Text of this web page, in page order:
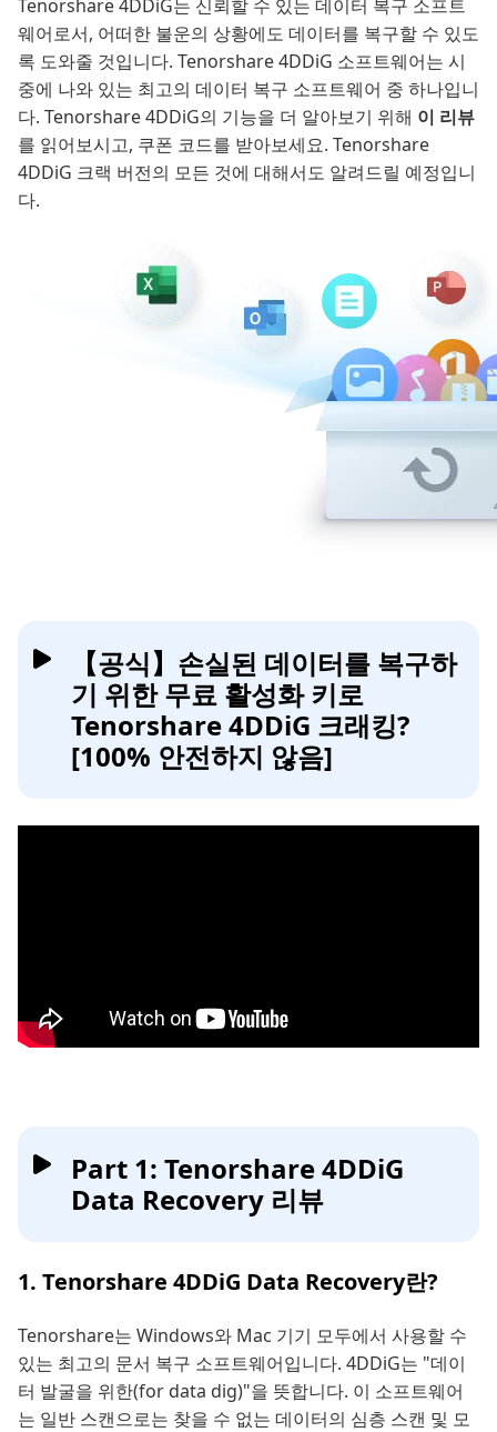
Tenorshare 4DDiG는 신뢰할 수 있는 데이터 복구 소프트
웨어로서, 어떠한 불운의 상황에도 데이터를 복구할 수 있도
록 도와줄 것입니다. Tenorshare 4DDiG 소프트웨어는 시
중에 나와 있는 최고의 데이터 복구 소프트웨어 중 하나입니
다. Tenorshare 4DDiG의 기능을 더 알아보기 위해 이 리뷰
를 읽어보시고, 쿠폰 코드를 받아보세요. Tenorshare
4DDiG 크랙 버전의 모든 것에 대해서도 알려드릴 예정입니
다.
【공식】손실된 데이터를 복구하
기 위한 무료 활성화 키로
Tenorshare 4DDiG 크래킹?
[100% 안전하지 않음]
Part 1: Tenorshare 4DDiG
Data Recovery 리뷰
1. Tenorshare 4DDiG Data Recovery란?
Tenorshare는 Windows와 Mac 기기 모두에서 사용할 수
있는 최고의 문서 복구 소프트웨어입니다. 4DDiG는 "데이
터 발굴을 위한(for data dig)"을 뜻합니다. 이 소프트웨어
는 일반 스캔으로는 찾을 수 없는 데이터의 심층 스캔 및 모